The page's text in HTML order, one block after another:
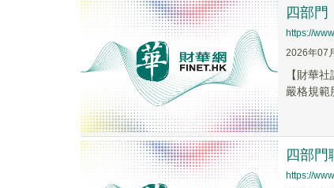
四部門
https://
2026年07
【財華
嚴格規範
四部門
https://